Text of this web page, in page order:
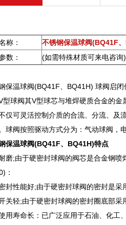
称：
不锈钢保温球阀(BQ41F
数：
(如需特殊材质可来电咨询)
保温球阀(BQ41F、BQ41H) 球阀启
型球阀其V型球芯与堆焊硬质合金的
仅可灵活控制介质的合流、分流、及
球阀按照驱动方式分为：气动球阀，
保温球阀(BQ41F、BQ41H)特点
磨;由于硬密封球阀的阀芯是合金钢
：
封性能好;由于硬密封球阀的密封是采
关轻;由于硬密封球阀的密封圈底部采
用寿命长：已广泛应用于石油、化工